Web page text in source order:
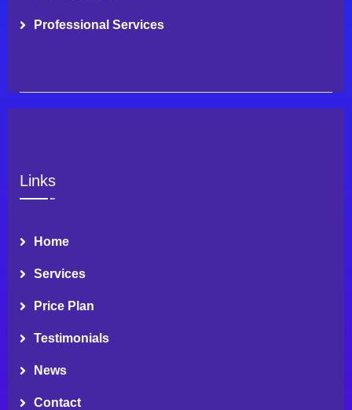
Professional Services
Links
Home
Services
Price Plan
Testimonials
News
Contact